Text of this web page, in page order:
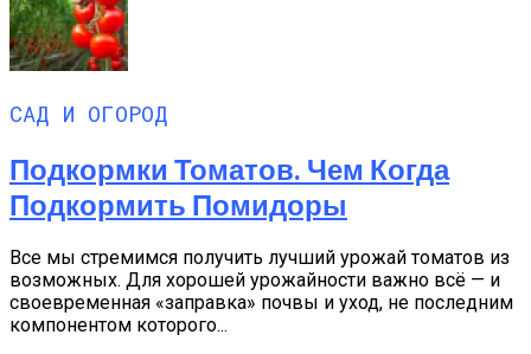
САД И ОГОРОД
Подкормки Томатов. Чем Когда
Подкормить Помидоры
Все мы стремимся получить лучший урожай томатов из
возможных. Для хорошей урожайности важно всё — и
своевременная «заправка» почвы и уход, не последним
компонентом которого...